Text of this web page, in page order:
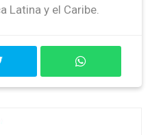
Latina y el Caribe.